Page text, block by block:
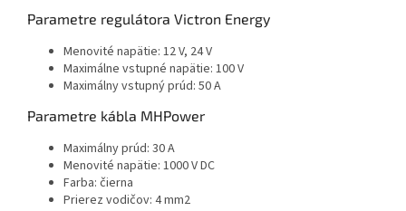
Parametre regulátora Victron Energy
Menovité napätie: 12 V, 24 V
Maximálne vstupné napätie: 100 V
Maximálny vstupný prúd: 50 A
Parametre kábla MHPower
Maximálny prúd: 30 A
Menovité napätie: 1000 V DC
Farba: čierna
Prierez vodičov: 4 mm2